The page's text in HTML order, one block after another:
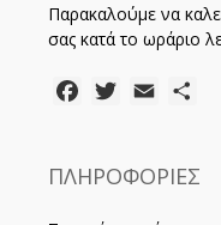
Παρακαλούμε να
σας κατά το ωράριο
FacebookTwitter
Email
ΠΛΗΡΟΦΟΡΙΕΣ